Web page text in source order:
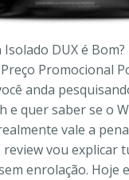
DUX é Bom?
Promocional
anda
e quer saber se o
vale a
vou explicar
enrolação. Hoje